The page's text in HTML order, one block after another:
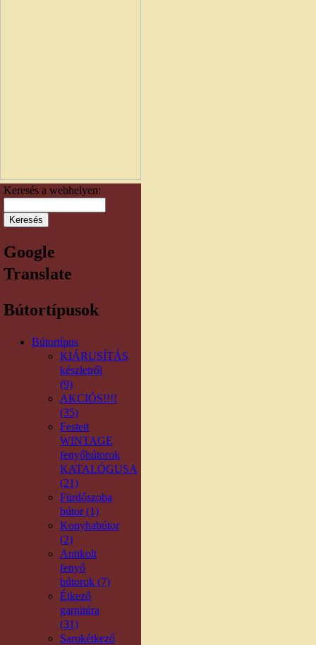
Keresés a webhelyen:
Google
Translate
Bútortípusok
Bútortípus
KIÁRUSÍTÁS
készletről
(9)
AKCIÓS!!!!
(35)
Festett
WINTAGE
fenyőbútorok
KATALÓGUSA
(21)
Fürdőszoba
bútor (1)
Konyhabútor
(2)
Antikolt
fenyő
bútorok (7)
Étkező
garnitúra
(31)
Sarokétkező